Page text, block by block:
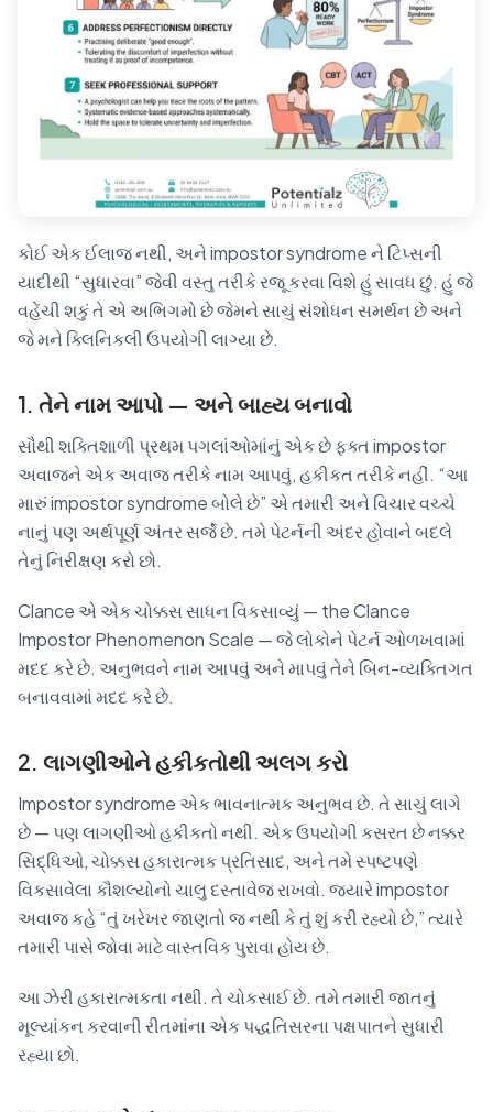
કોઈ એક ઈલાજ નથી, અને impostor syndrome ને ટિપ્સની
યાદીથી “સુધારવા” જેવી વસ્તુ તરીકે રજૂ કરવા વિશે હું સાવધ છું. હું જે
વહેંચી શકું તે એ અભિગમો છે જેમને સાચું સંશોધન સમર્થન છે અને
જે મને ક્લિનિકલી ઉપયોગી લાગ્યા છે.
1. તેને નામ આપો — અને બાહ્ય બનાવો
સૌથી શક્તિશાળી પ્રથમ પગલાંઓમાંનું એક છે ફક્ત impostor
અવાજને એક અવાજ તરીકે નામ આપવું, હકીકત તરીકે નહીં. “આ
મારું impostor syndrome બોલે છે” એ તમારી અને વિચાર વચ્ચે
નાનું પણ અર્થપૂર્ણ અંતર સર્જે છે. તમે પેટર્નની અંદર હોવાને બદલે
તેનું નિરીક્ષણ કરો છો.
Clance એ એક ચોક્કસ સાધન વિકસાવ્યું — the Clance
Impostor Phenomenon Scale — જે લોકોને પેટર્ન ઓળખવામાં
મદદ કરે છે. અનુભવને નામ આપવું અને માપવું તેને બિન-વ્યક્તિગત
બનાવવામાં મદદ કરે છે.
2. લાગણીઓને હકીકતોથી અલગ કરો
Impostor syndrome એક ભાવનાત્મક અનુભવ છે. તે સાચું લાગે
છે — પણ લાગણીઓ હકીકતો નથી. એક ઉપયોગી કસરત છે નક્કર
સિદ્ધિઓ, ચોક્કસ હકારાત્મક પ્રતિસાદ, અને તમે સ્પષ્ટપણે
વિકસાવેલા કૌશલ્યોનો ચાલુ દસ્તાવેજ રાખવો. જ્યારે impostor
અવાજ કહે “તું ખરેખર જાણતો જ નથી કે તું શું કરી રહ્યો છે,” ત્યારે
તમારી પાસે જોવા માટે વાસ્તવિક પુરાવા હોય છે.
આ ઝેરી હકારાત્મકતા નથી. તે ચોકસાઈ છે. તમે તમારી જાતનું
મૂલ્યાંકન કરવાની રીતમાંના એક પદ્ધતિસરના પક્ષપાતને સુધારી
રહ્યા છો.